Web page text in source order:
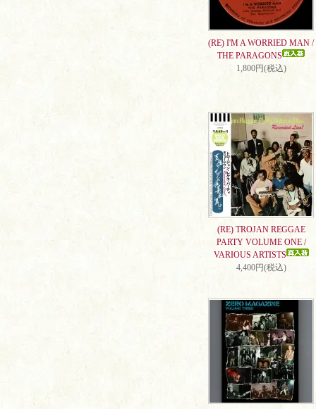
(RE) I'M A WORRIED MAN /
THE PARAGONS
1,800円(税込)
(RE) TROJAN REGGAE
PARTY VOLUME ONE /
VARIOUS ARTISTS
4,400円(税込)